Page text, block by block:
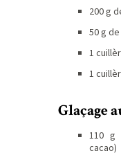
200 g
50 g
1
1
Glaçage
110 g
cacao)